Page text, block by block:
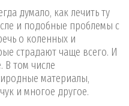
думало, как лечить ту
и подобные проблемы с
о коленных и
страдают чаще всего. И
В том числе
материалы,
и многое другое.